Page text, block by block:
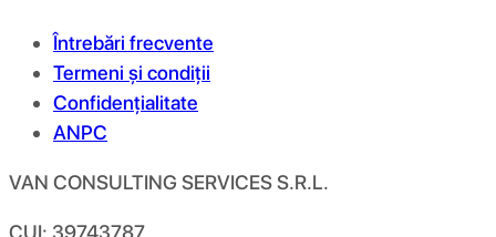
Întrebări frecvente
Termeni și condiții
Confidențialitate
ANPC
VAN CONSULTING SERVICES S.R.L.
CUI: 39743787